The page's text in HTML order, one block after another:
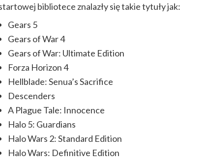
bibliotece znalazły się takie tytuły jak:
Gears 5
Gears of War 4
Gears of War: Ultimate Edition
Forza Horizon 4
Hellblade: Senua’s Sacrifice
Descenders
A Plague Tale: Innocence
Halo 5: Guardians
Halo Wars 2: Standard Edition
Halo Wars: Definitive Edition